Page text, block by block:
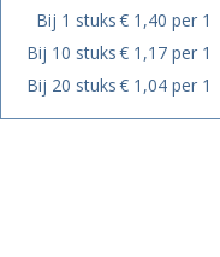
Bij 1 stuks€ 1,40 per 1
Bij 10 stuks€ 1,17 per 1
Bij 20 stuks€ 1,04 per 1